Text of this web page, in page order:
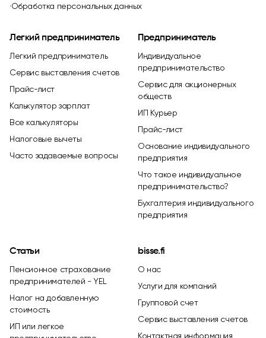
·Обработка персональных данных
Легкий предприниматель
Легкий предприниматель
Сервис выставления счетов
Прайс-лист
Калькулятор зарплат
Все калькуляторы
Налоговые вычеты
Часто задаваемые вопросы
Предприниматель
Индивидуальное
предпринимательство
Сервис для акционерных
обществ
ИП Курьер
Прайс-лист
Основание индивидуального
предприятия
Что такое индивидуальное
предпринимательство?
Бухгалтерия индивидуального
предприятия
Статьи
Пенсионное страхование
предпринимателей - YEL
Налог на добавленную
стоимость
ИП или легкое
bisse.fi
О нас
Услуги для компаний
Групповой счет
Сервис выставления счетов
Контактная информация